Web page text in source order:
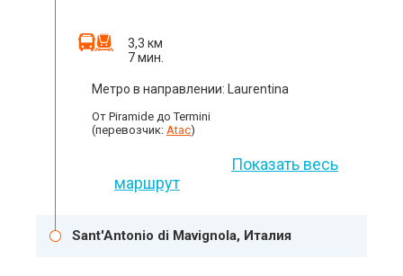
3,3 км
7 мин.
Метро в направлении: Laurentina
От Piramide до Termini
(перевозчик: Atac)
Показать весь
маршрут
Sant'Antonio di Mavignola, Италия